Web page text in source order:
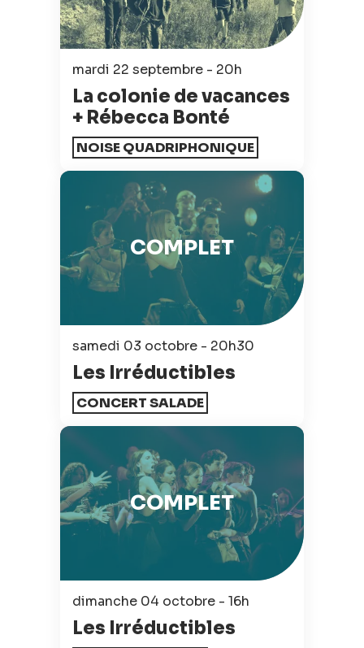
mardi 22 septembre - 20h
La colonie de vacances
+ Rébecca Bonté
NOISE QUADRIPHONIQUE
samedi 03 octobre - 20h30
Les Irréductibles
CONCERT SALADE
COMPLET
dimanche 04 octobre - 16h
Les Irréductibles
COMPLET